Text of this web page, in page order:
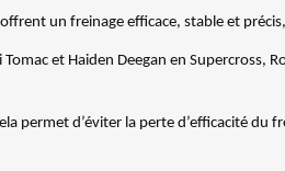
offrent un freinage efficace, stable et
et Haiden Deegan en Supercross,
permet d’éviter la perte d’efficacité du